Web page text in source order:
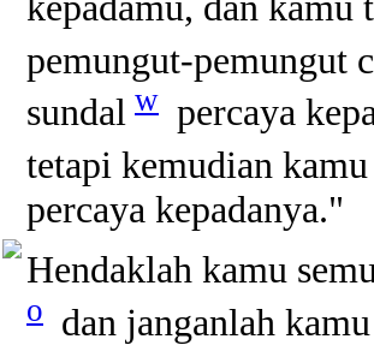
pemungut-pemungut
sundal w percaya
tetapi kemudian
percaya kepadanya."
Hendaklah kamu
o dan janganlah